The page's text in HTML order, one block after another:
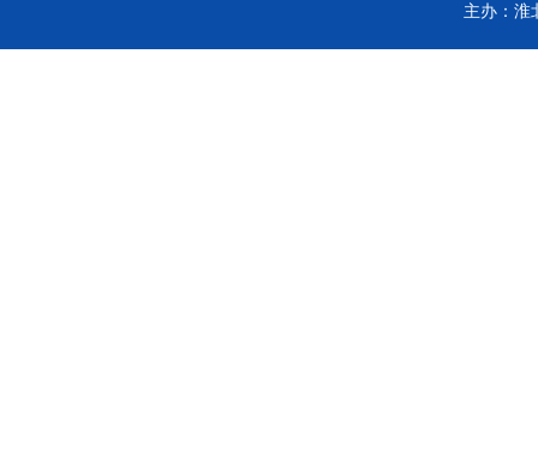
主办：淮